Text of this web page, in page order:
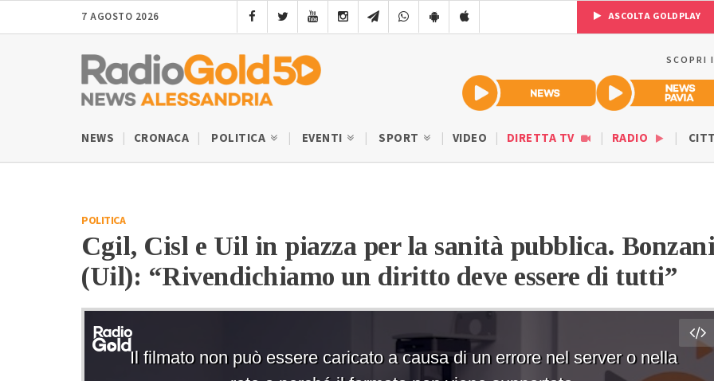
7 AGOSTO 2026 ASCOLTA GOLDPLAY
SCOPRI
NEWS CRONACA POLITICA EVENTI SPORT VIDEO DIRETTA TV RADIO
POLITICA
Cgil, Cisl e Uil in piazza per la sanità pubblica. Bonzani
(Uil): “Rivendichiamo un diritto deve essere di tutti”